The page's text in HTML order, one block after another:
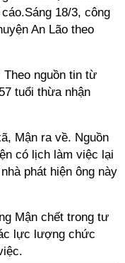
18/3, công
An Lão theo
nguồn tin từ
tuổi thừa nhận
Mận ra về. Nguồn
có lịch làm việc lại
phát hiện ông này
Mận chết trong tư
lực lượng chức